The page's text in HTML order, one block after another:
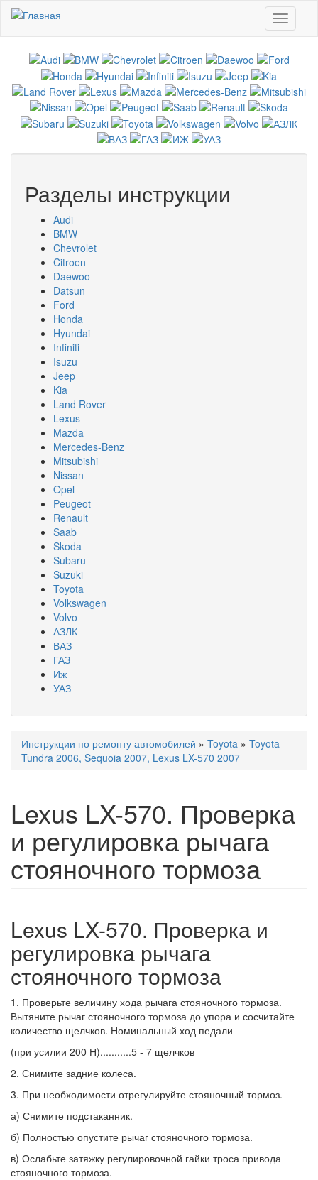
Перейти к основному содержанию
Toggle
Разделы инструкции
Audi
BMW
Chevrolet
Citroen
Daewoo
Datsun
Ford
Honda
Hyundai
Infiniti
Isuzu
Jeep
Kia
Land Rover
Lexus
Mazda
Mercedes-Benz
Mitsubishi
Nissan
Opel
Peugeot
Renault
Saab
Skoda
Subaru
Suzuki
Toyota
Volkswagen
Volvo
АЗЛК
ВАЗ
ГАЗ
Иж
УАЗ
Вы здесь
Инструкции по ремонту автомобилей » Toyota » Toyota
Tundra 2006, Sequoia 2007, Lexus LX-570 2007
Lexus LX-570. Проверка
и регулировка рычага
стояночного тормоза
Lexus LX-570. Проверка и
регулировка рычага
стояночного тормоза
1. Проверьте величину хода рычага стояночного тормоза.
Вытяните рычаг стояночного тормоза до упора и сосчитайте
количество щелчков. Номинальный ход педали
(при усилии 200 Н)...........5 - 7 щелчков
2. Снимите задние колеса.
3. При необходимости отрегулируйте стояночный тормоз.
а) Снимите подстаканник.
б) Полностью опустите рычаг стояночного тормоза.
в) Ослабьте затяжку регулировочной гайки троса привода
стояночного тормоза.